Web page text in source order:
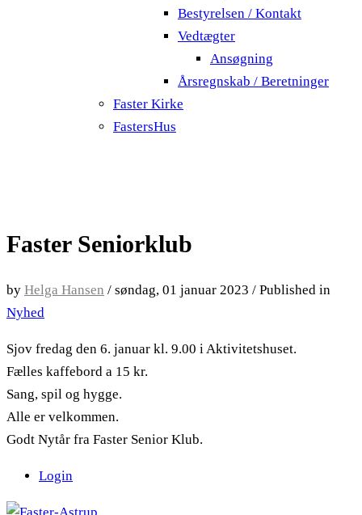
Bestyrelsen / Kontakt
Vedtægter
Ansøgning
Årsregnskab / Beretninger
Faster Kirke
FastersHus
Faster Seniorklub
by Helga Hansen / søndag, 01 januar 2023 / Published in
Nyhed
Sjov fredag den 6. januar kl. 9.00 i Aktivitetshuset.
Fælles kaffebord a 15 kr.
Sang, spil og hygge.
Alle er velkommen.
Godt Nytår fra Faster Senior Klub.
Login